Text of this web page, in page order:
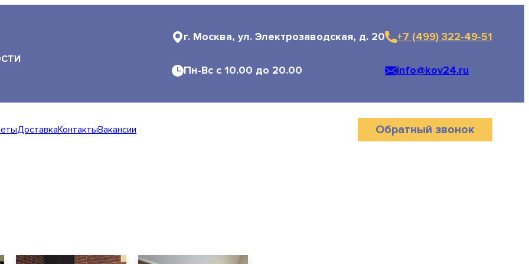
г. Москва, ул. Электрозаводская, д. 20
Пн-Вс с 10.00 до 20.00
+7 (499) 322-49-51
info@kov24.ru
ДоставкаКонтактыВакансии Обратный звонок
г. Москва, ул. Электрозаводская, д. 20
Пн-Вс с 10.00 до 20.00
+7 (499) 322-49-51
info@kov24.ru